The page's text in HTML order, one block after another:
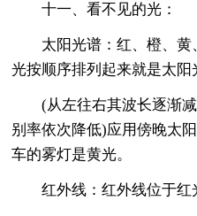
十一、看不见的光：
太阳光谱：红、橙、
光按顺序排列起来就是太阳
(从左往右其波长逐渐
别率依次降低)应用傍晚太
车的雾灯是黄光。
红外线：红外线位于红